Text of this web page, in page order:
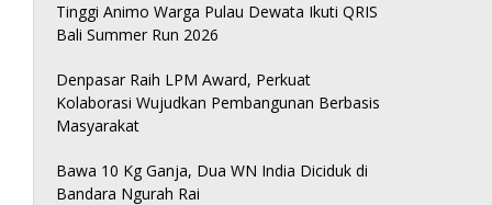
Tinggi Animo Warga Pulau Dewata Ikuti QRIS
Bali Summer Run 2026
Denpasar Raih LPM Award, Perkuat
Kolaborasi Wujudkan Pembangunan Berbasis
Masyarakat
Bawa 10 Kg Ganja, Dua WN India Diciduk di
Bandara Ngurah Rai